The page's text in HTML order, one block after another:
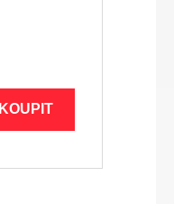
KOUPIT